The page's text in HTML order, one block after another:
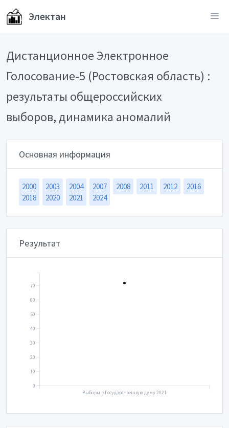
Электан
Дистанционное Электронное
Голосование-5 (Ростовская область) :
результаты общероссийских
выборов, динамика аномалий
Основная информация
2000 2003 2004 2007 2008 2011 2012
2016
2018
2020 2021 2024
Результат
Выборы в Государственную думу 2021
0
10
20
30
40
50
60
70